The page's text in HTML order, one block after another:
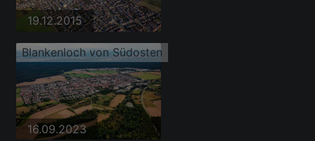
19.12.2015
Blankenloch von Südosten
16.09.2023